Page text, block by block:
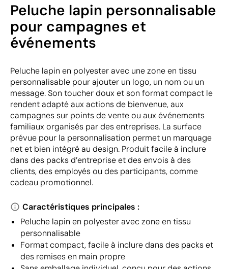
Peluche lapin personnalisable
pour campagnes et
événements
Peluche lapin en polyester avec une zone en tissu
personnalisable pour ajouter un logo, un nom ou un
message. Son toucher doux et son format compact le
rendent adapté aux actions de bienvenue, aux
campagnes sur points de vente ou aux événements
familiaux organisés par des entreprises. La surface
prévue pour la personnalisation permet un marquage
net et bien intégré au design. Produit facile à inclure
dans des packs d’entreprise et des envois à des
clients, des employés ou des participants, comme
cadeau promotionnel.
Caractéristiques principales :
Peluche lapin en polyester avec zone en tissu
personnalisable
Format compact, facile à inclure dans des packs et
des remises en main propre